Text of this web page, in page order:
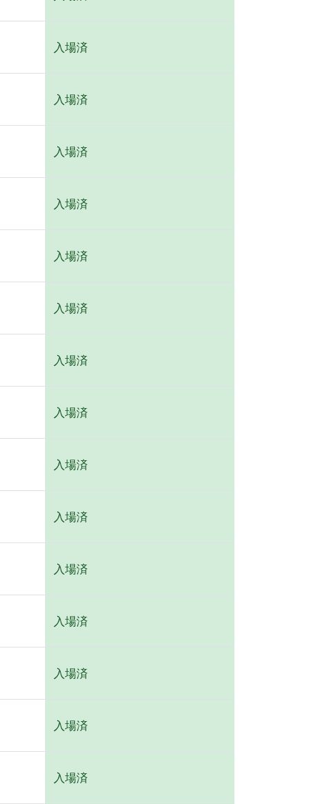
入場済
入場済
入場済
入場済
入場済
入場済
入場済
入場済
入場済
入場済
入場済
入場済
入場済
入場済
入場済